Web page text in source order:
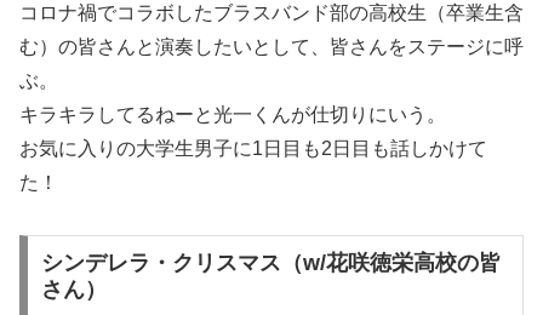
コロナ禍でコラボしたブラスバンド部の高校生（卒業生含
む）の皆さんと演奏したいとして、皆さんをステージに呼
ぶ。
キラキラしてるねーと光一くんが仕切りにいう。
お気に入りの大学生男子に1日目も2日目も話しかけて
た！
シンデレラ・クリスマス（w/花咲徳栄高校の皆
さん）